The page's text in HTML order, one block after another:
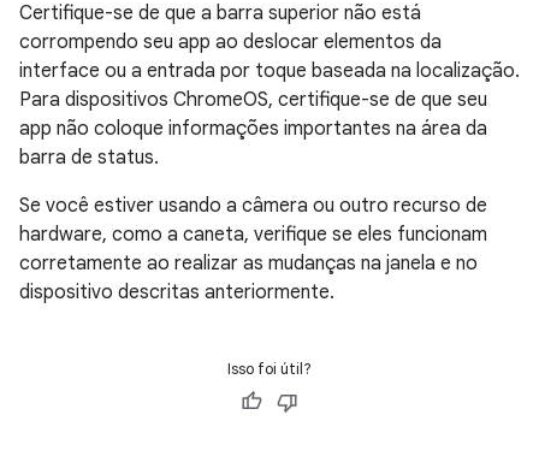
Certifique-se de que a barra superior não está
corrompendo seu app ao deslocar elementos da
interface ou a entrada por toque baseada na localização.
Para dispositivos ChromeOS, certifique-se de que seu
app não coloque informações importantes na área da
barra de status.
Se você estiver usando a câmera ou outro recurso de
hardware, como a caneta, verifique se eles funcionam
corretamente ao realizar as mudanças na janela e no
dispositivo descritas anteriormente.
Isso foi útil?